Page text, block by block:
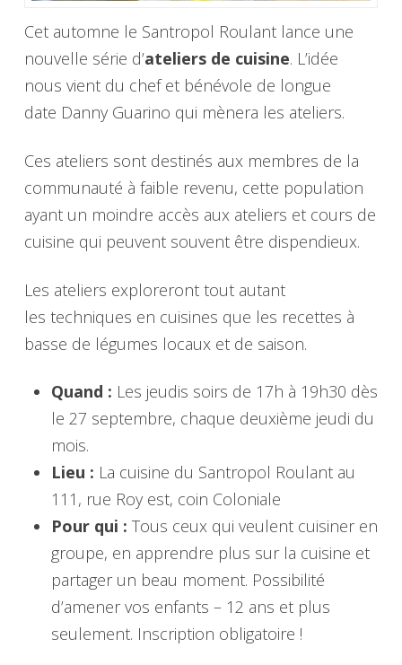
Cet automne le Santropol Roulant lance une
nouvelle série d’ateliers de cuisine. L’idée
nous vient du chef et bénévole de longue
date Danny Guarino qui mènera les ateliers.
Ces ateliers sont destinés aux membres de la
communauté à faible revenu, cette population
ayant un moindre accès aux ateliers et cours de
cuisine qui peuvent souvent être dispendieux.
Les ateliers exploreront tout autant
les techniques en cuisines que les recettes à
basse de légumes locaux et de saison.
Quand : Les jeudis soirs de 17h à 19h30 dès
le 27 septembre, chaque deuxième jeudi du
mois.
Lieu : La cuisine du Santropol Roulant au
111, rue Roy est, coin Coloniale
Pour qui : Tous ceux qui veulent cuisiner en
groupe, en apprendre plus sur la cuisine et
partager un beau moment. Possibilité
d’amener vos enfants – 12 ans et plus
seulement. Inscription obligatoire !